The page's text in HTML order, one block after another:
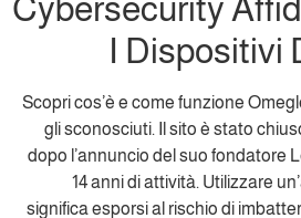
Cybersecurity
I Dispositivi
Scopri cos’è e come funzione
gli sconosciuti. Il sito è stato
dopo l’annuncio del suo fondatore
14 anni di attività. Utilizzare
significa esporsi al rischio di